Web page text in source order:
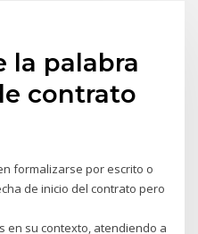
la palabra
contrato
formalizarse por escrito o
de inicio del contrato pero
en su contexto, atendiendo a